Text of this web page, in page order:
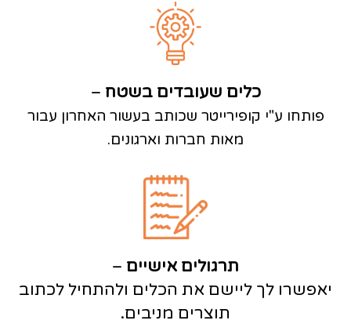
כלים שעובדים בשטח –
פותחו ע"י קופירייטר שכותב בעשור האחרון עבור
מאות חברות וארגונים.
תרגולים אישיים –
יאפשרו לך ליישם את הכלים ולהתחיל לכתוב
תוצרים מניבים.